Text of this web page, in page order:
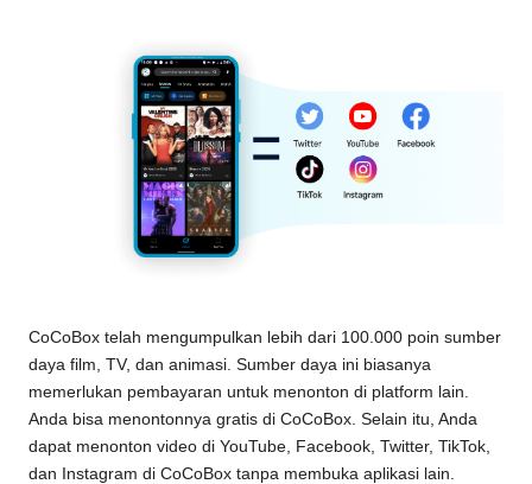
CoCoBox telah mengumpulkan lebih dari 100.000 poin sumber
daya film, TV, dan animasi. Sumber daya ini biasanya
memerlukan pembayaran untuk menonton di platform lain.
Anda bisa menontonnya gratis di CoCoBox. Selain itu, Anda
dapat menonton video di YouTube, Facebook, Twitter, TikTok,
dan Instagram di CoCoBox tanpa membuka aplikasi lain.